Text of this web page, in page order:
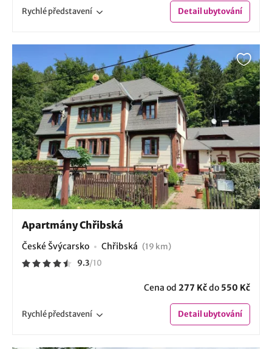
Rychlépředstavení Detailubytování
Apartmány Chřibská
České Švýcarsko Chřibská (19 km)
9.3/10
Cena od 277 Kčdo 550 Kč
Rychlépředstavení Detailubytování